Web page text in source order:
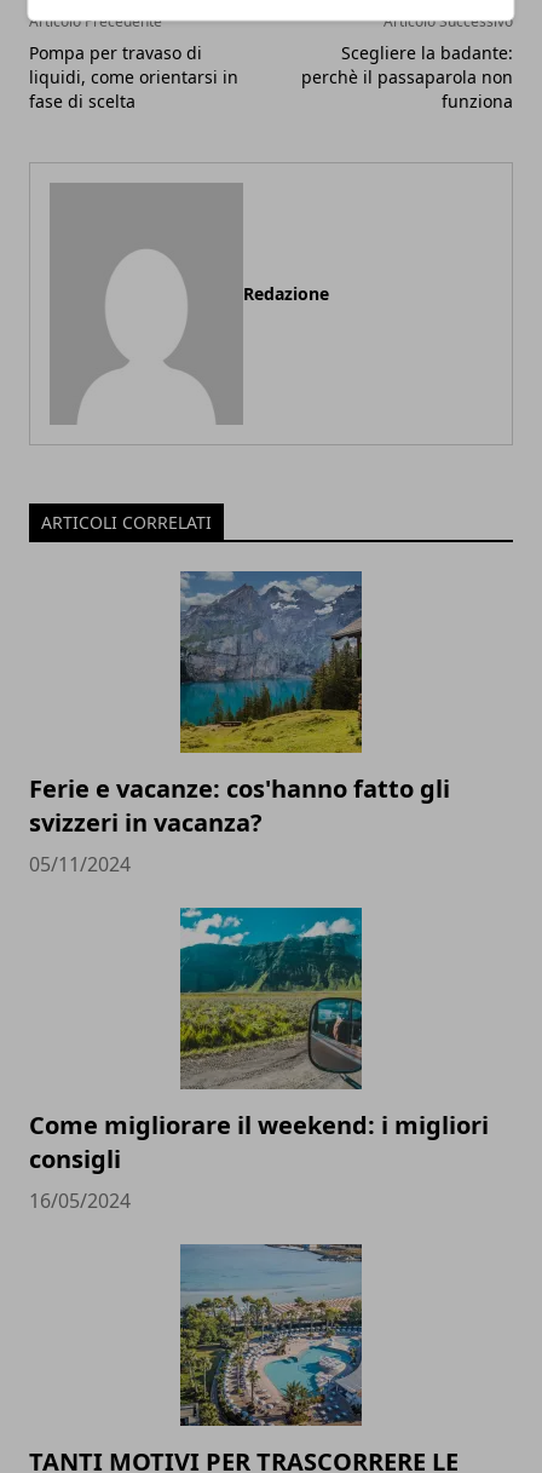
Articolo Precedente
Pompa per travaso di
liquidi, come orientarsi in
fase di scelta
Articolo Successivo
Scegliere la badante:
perchè il passaparola non
funziona
Redazione
ARTICOLI CORRELATI
Ferie e vacanze: cos'hanno fatto gli
svizzeri in vacanza?
05/11/2024
Come migliorare il weekend: i migliori
consigli
16/05/2024
TANTI MOTIVI PER TRASCORRERE LE